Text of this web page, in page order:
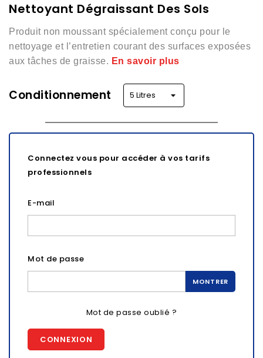
Nettoyant Dégraissant Des Sols
Produit non moussant spécialement conçu pour le
nettoyage et l’entretien courant des surfaces exposées
aux tâches de graisse. En savoir plus
Conditionnement
Connectez vous pour accéder à vos tarifs
professionnels
E-mail
Mot de passe
MONTRER
Mot de passe oublié ?
CONNEXION